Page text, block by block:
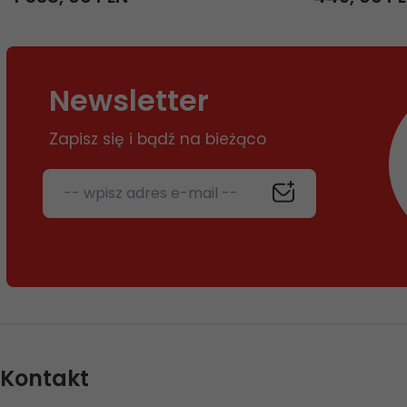
Newsletter
Zapisz się i bądź na bieżąco
-- wpisz adres e-mail --
Kontakt